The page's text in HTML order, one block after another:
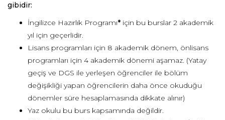
gibidir:
İngilizce Hazırlık Programı* için bu burslar 2 akademik
yıl için geçerlidir.
Lisans programları için 8 akademik dönem, önlisans
programları için 4 akademik dönemi aşamaz. (Yatay
geçiş ve DGS ile yerleşen öğrenciler ile bölüm
değişikliği yapan öğrencilerin daha önce okuduğu
dönemler süre hesaplamasında dikkate alınır)
Yaz okulu bu burs kapsamında değildir.